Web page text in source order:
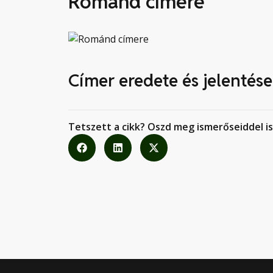
Címer eredete és jelentése
Tetszett a cikk? Oszd meg ismerőseiddel